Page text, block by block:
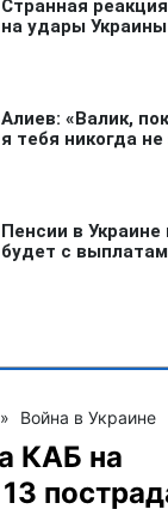
» Война в Украине
КАБ на